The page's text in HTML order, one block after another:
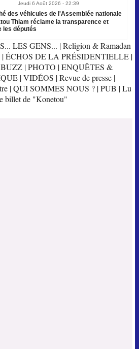
Jeudi 6 Août 2026 - 22:39
des véhicules de l'Assemblée nationale
Thiam réclame la transparence et
les députés
LES GENS... |Religion & Ramadan
|ÉCHOS DE LA PRÉSIDENTIELLE |
|PHOTO |ENQUÊTES &
|VIDÉOS |Revue de presse |
|QUI SOMMES NOUS ? |PUB |Lu
billet de "Konetou"